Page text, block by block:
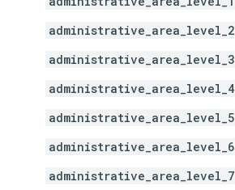
administrative_area_level_2
administrative_area_level_3
administrative_area_level_4
administrative_area_level_5
administrative_area_level_6
administrative_area_level_7